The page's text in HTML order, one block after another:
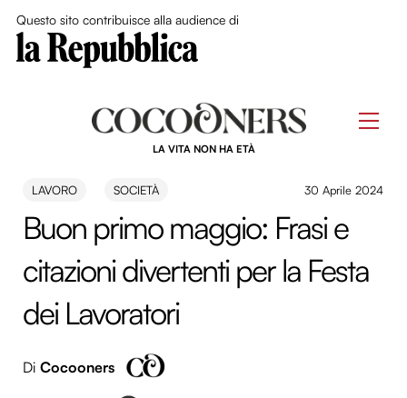
Questo sito contribuisce alla audience di
LA VITA NON HA ETÀ
LAVORO SOCIETÀ 30 Aprile 2024
Buon primo maggio: Frasi e
citazioni divertenti per la Festa
dei Lavoratori
Di Cocooners